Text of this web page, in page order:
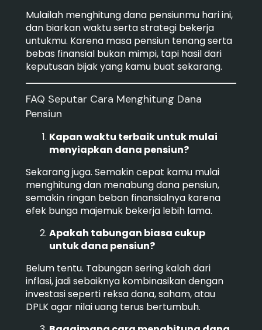
Mulailah menghitung dana pensiunmu hari ini,
dan biarkan waktu serta strategi bekerja
untukmu. Karena masa pensiun tenang serta
bebas finansial bukan mimpi, tapi hasil dari
keputusan bijak yang kamu buat sekarang.
FAQ Seputar Cara Menghitung Dana
Pensiun
Kapan waktu terbaik untuk mulai
menyiapkan dana pensiun?
Sekarang juga. Semakin cepat kamu mulai
menghitung dan menabung dana pensiun,
semakin ringan beban finansialnya karena
efek bunga majemuk bekerja lebih lama.
Apakah tabungan biasa cukup
untuk dana pensiun?
Belum tentu. Tabungan sering kalah dari
inflasi, jadi sebaiknya kombinasikan dengan
investasi seperti reksa dana, saham, atau
DPLK agar nilai uang terus bertumbuh.